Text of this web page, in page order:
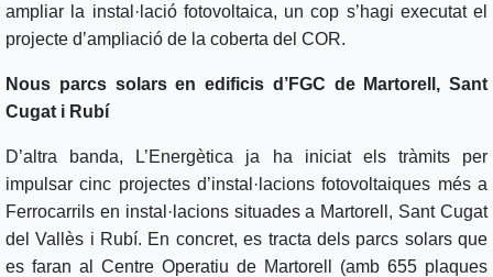
ampliar la instal·lació fotovoltaica, un cop s’hagi executat el
projecte d’ampliació de la coberta del COR.
Nous parcs solars en edificis d’FGC de Martorell, Sant
Cugat i Rubí
D’altra banda, L’Energètica ja ha iniciat els tràmits per
impulsar cinc projectes d’instal·lacions fotovoltaiques més a
Ferrocarrils en instal·lacions situades a Martorell, Sant Cugat
del Vallès i Rubí. En concret, es tracta dels parcs solars que
es faran al Centre Operatiu de Martorell (amb 655 plaques